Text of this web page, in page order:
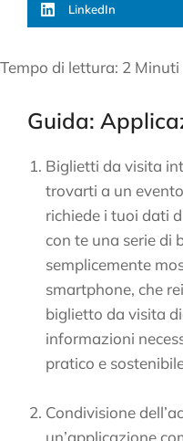
Tempo di lettura: 2 Minuti
Guida:
Biglietti da visita
trovarti a un
richiede i tuoi dati
con te una serie di
semplicemente
smartphone, che
biglietto da visita
informazioni
pratico e
Condivisione
un’applicazione
LinkedIn